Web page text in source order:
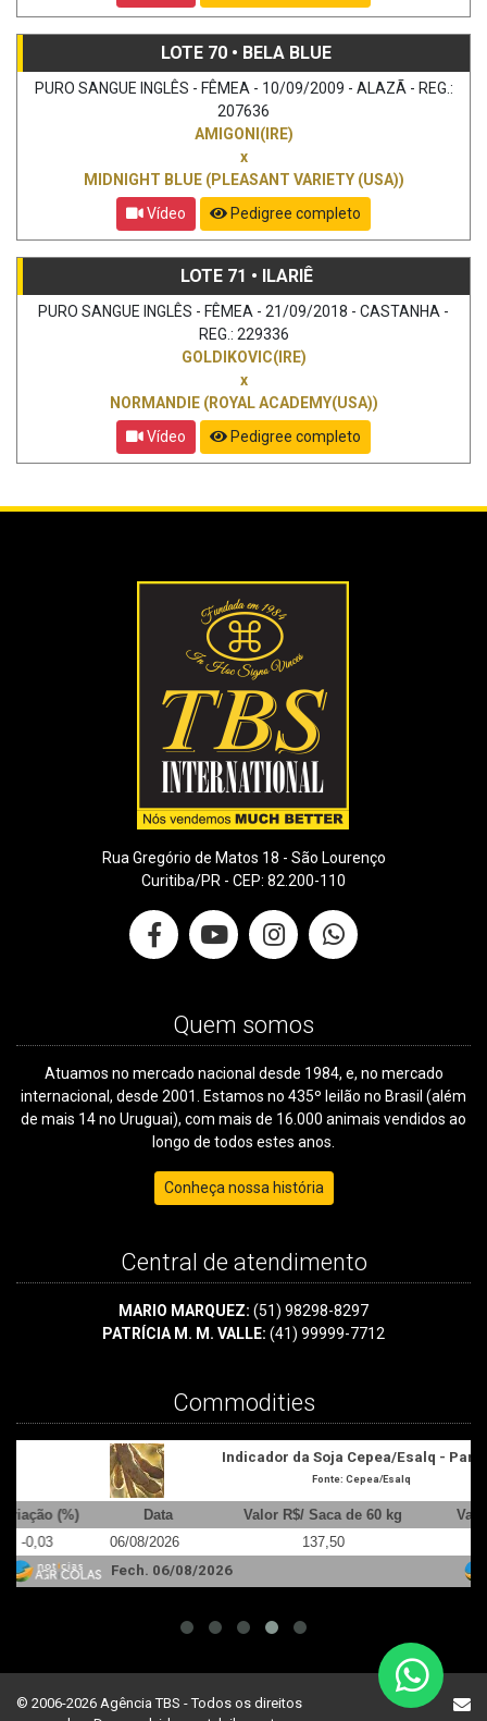
LOTE 70 • BELA BLUE
PURO SANGUE INGLÊS - FÊMEA - 10/09/2009 - ALAZÃ - REG.:
207636
AMIGONI(IRE)
x
MIDNIGHT BLUE (PLEASANT VARIETY (USA))
Vídeo
Pedigree completo
LOTE 71 • ILARIÊ
PURO SANGUE INGLÊS - FÊMEA - 21/09/2018 - CASTANHA -
REG.: 229336
GOLDIKOVIC(IRE)
x
NORMANDIE (ROYAL ACADEMY(USA))
Vídeo
Pedigree completo
Rua Gregório de Matos 18 - São Lourenço
Curitiba/PR - CEP: 82.200-110
Quem somos
Atuamos no mercado nacional desde 1984, e, no mercado
internacional, desde 2001. Estamos no 435º leilão no Brasil (além
de mais 14 no Uruguai), com mais de 16.000 animais vendidos ao
longo de todos estes anos.
Conheça nossa história
Central de atendimento
MARIO MARQUEZ: (51) 98298-8297
PATRÍCIA M. M. VALLE: (41) 99999-7712
Commodities
Indicador da Soja Cepea/Esalq - Paraná
Fonte: Cepea/Esalq
Data Valor R$/ Saca de 60 kg
Variação (%)
06/08/2026
Fech. 06/08/2026
© 2006-2026 Agência TBS - Todos os direitos